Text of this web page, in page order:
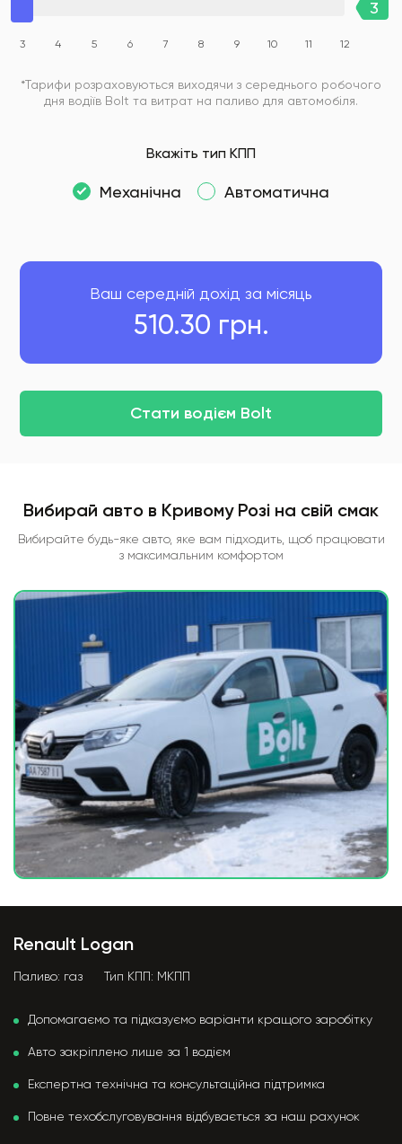
3 4 5 6 7 8 9 10 11 12
*Тарифи розраховуються виходячи з середнього робочого
дня водіїв Bolt та витрат на паливо для автомобіля.
Вкажіть тип КПП
Механічна Автоматична
Ваш середній дохід за місяць
510.30 грн.
Стати водієм Bolt
Вибирай авто в Кривому Розі на свій смак
Вибирайте будь-яке авто, яке вам підходить, щоб працювати
з максимальним комфортом
Renault Logan
Паливо: газ Тип КПП: МКПП
Допомагаємо та підказуємо варіанти кращого заробітку
Авто закріплено лише за 1 водієм
Експертна технічна та консультаційна підтримка
Повне техобслуговування відбувається за наш рахунок